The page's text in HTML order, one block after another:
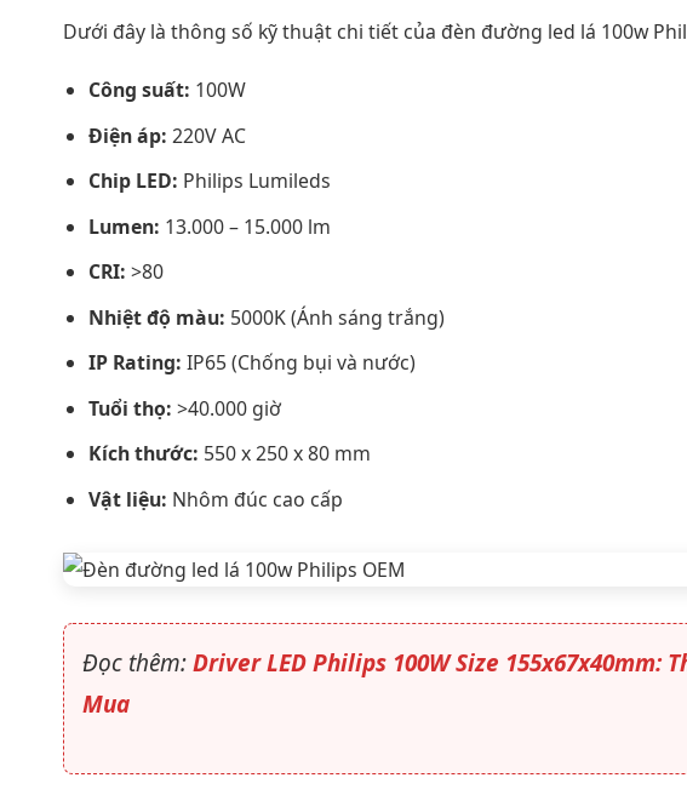
Dưới đây là thông số kỹ thuật chi tiết của đèn đường led lá 100w
Công suất: 100W
Điện áp: 220V AC
Chip LED: Philips Lumileds
Lumen: 13.000 – 15.000 lm
CRI: >80
Nhiệt độ màu: 5000K (Ánh sáng trắng)
IP Rating: IP65 (Chống bụi và nước)
Tuổi thọ: >40.000 giờ
Kích thước: 550 x 250 x 80 mm
Vật liệu: Nhôm đúc cao cấp
Đọc thêm:Driver LED Philips 100W Size 155x67x40mm:
Mua